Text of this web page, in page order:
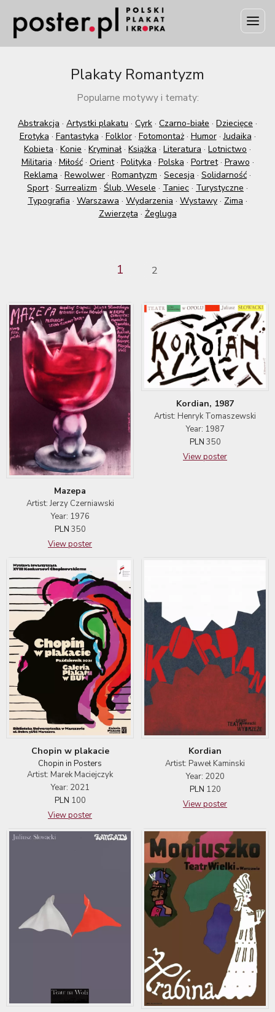
Plakaty Romantyzm
Popularne motywy i tematy:
Abstrakcja · Artystki plakatu · Cyrk · Czarno-białe · Dziecięce ·
Erotyka · Fantastyka · Folklor· Fotomontaż· Humor·Judaika ·
Kobieta · Konie · Kryminał · Książka · Literatura · Lotnictwo ·
Militaria · Miłość· Orient· Polityka · Polska · Portret· Prawo ·
Reklama · Rewolwer · Romantyzm · Secesja · Solidarność ·
Sport· Surrealizm · Ślub, Wesele · Taniec · Turystyczne ·
Typografia · Warszawa · Wydarzenia · Wystawy · Zima ·
Zwierzęta · Żegluga
1 2
Mazepa
Artist: Jerzy Czerniawski
Year: 1976
PLN 350
View poster
Kordian, 1987
Artist: Henryk Tomaszewski
Year: 1987
PLN 350
View poster
Chopin w plakacie
Chopin in Posters
Artist: Marek Maciejczyk
Year: 2021
PLN 100
View poster
Kordian
Artist: Paweł Kaminski
Year: 2020
PLN 120
View poster